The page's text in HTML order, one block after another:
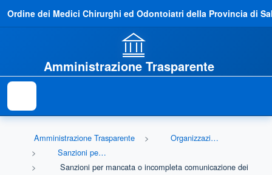
Ordine dei Medici Chirurghi ed Odontoiatri della Provincia di
Amministrazione Trasparente
Amministrazione Trasparente
Organizzazione
Sanzioni per mancata comunicazione dei dati
Sanzioni per mancata o incompleta comunicazione dei